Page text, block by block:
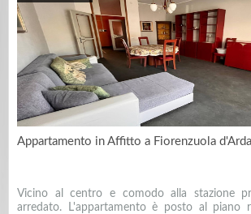
Appartamento in Affitto a Fiorenzuola d'Arda
Vicino al centro e comodo alla stazione
arredato. L'appartamento è posto al piano